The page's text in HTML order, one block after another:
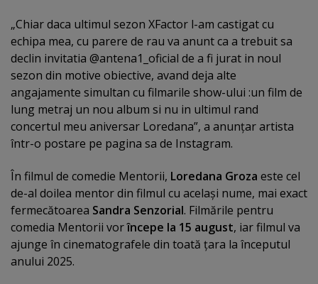
„Chiar daca ultimul sezon XFactor l-am castigat cu
echipa mea, cu parere de rau va anunt ca a trebuit sa
declin invitatia @antena1_oficial de a fi jurat in noul
sezon din motive obiective, avand deja alte
angajamente simultan cu filmarile show-ului :un film de
lung metraj un nou album si nu in ultimul rand
concertul meu aniversar Loredana”, a anunţar artista
într-o postare pe pagina sa de Instagram.
În filmul de comedie Mentorii, Loredana Groza este cel
de-al doilea mentor din filmul cu acelaşi nume, mai exact
fermecătoarea Sandra Senzorial. Filmările pentru
comedia Mentorii vorîncepe la 15 august, iar filmul va
ajunge în cinematografele din toată ţara la începutul
anului 2025.